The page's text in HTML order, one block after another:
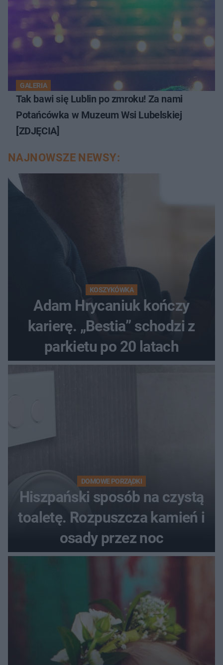
GALERIA
Tak bawi się Lublin po zmroku! Za nami
Potańcówka w Muzeum Wsi Lubelskiej
[ZDJĘCIA]
NAJNOWSZE NEWSY:
KOSZYKÓWKA
Adam Hrycaniuk kończy
karierę. „Bestia” schodzi z
parkietu po 20 latach
DOMOWE PORZĄDKI
Hiszpański sposób na czystą
toaletę. Rozpuszcza kamień i
osady przez noc